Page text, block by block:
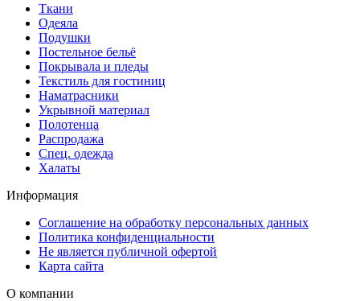
Ткани
Одеяла
Подушки
Постельное бельё
Покрывала и пледы
Текстиль для гостиниц
Наматрасники
Укрывной материал
Полотенца
Распродажа
Спец. одежда
Халаты
Информация
Соглашение на обработку персональных данных
Политика конфиденциальности
Не является публичной офертой
Карта сайта
О компании